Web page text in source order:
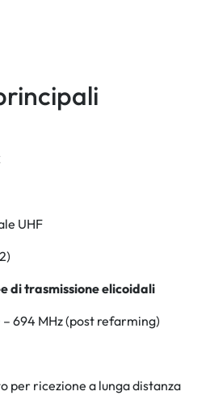
UHF
di trasmissione elicoidali
– 694 MHz (post refarming)
per ricezione a lunga distanza